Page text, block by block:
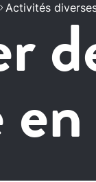
Activités